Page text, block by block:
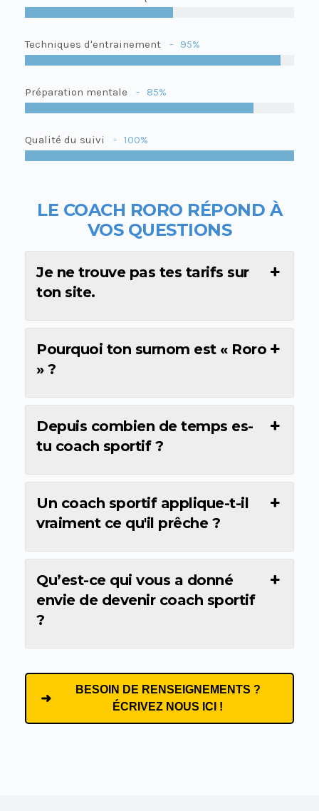
Techniques d'entrainement 95%
Préparation mentale 85%
Qualité du suivi 100%
LE COACH RORO RÉPOND À
VOS QUESTIONS
Je ne trouve pas tes tarifs sur
ton site.
Pourquoi ton surnom est « Roro
» ?
Depuis combien de temps es-
tu coach sportif ?
Un coach sportif applique-t-il
vraiment ce qu'il prêche ?
Qu’est-ce qui vous a donné
envie de devenir coach sportif
?
BESOIN DE RENSEIGNEMENTS ?
ÉCRIVEZ NOUS ICI !